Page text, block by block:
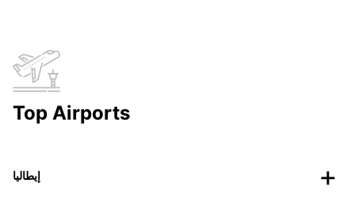
Top Airports
إيطاليا